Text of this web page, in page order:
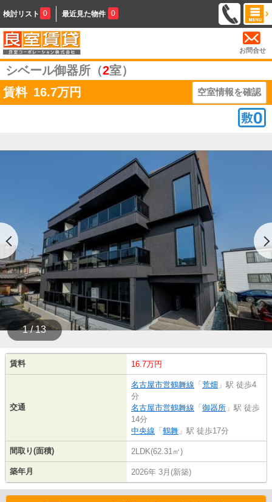
検討リスト 0 最近見た物件 0
お問合せ
シベール御器所（2室）
賃料 16.7万円 空室情報を確認
1 / 13
賃料 16.7万円
交通
名古屋市営鶴舞線 「 荒畑 」駅 徒歩4
分
名古屋市営鶴舞線 「 御器所 」駅 徒歩
14分
中央線 「 鶴舞 」駅 徒歩17分
間取り(面積) 2LDK(62.31㎡)
築年月 2026年 3月(新築)